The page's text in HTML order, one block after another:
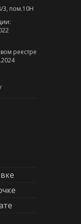
3, пом.10Н
реестре